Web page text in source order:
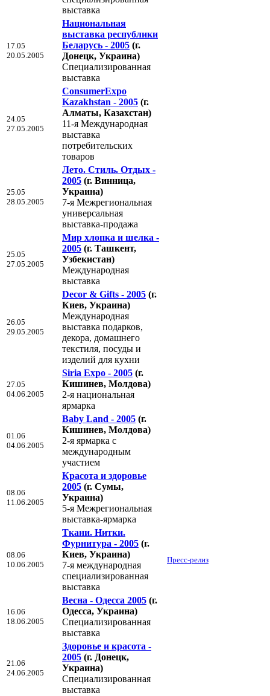
выставка
17.05
20.05.2005
Национальная
выставка республики
Беларусь - 2005 (г.
Донецк, Украина)
Специализированная
выставка
24.05
27.05.2005
ConsumerExpo
Kazakhstan - 2005 (г.
Алматы, Казахстан)
11-я Международная
выставка
потребительских
товаров
25.05
28.05.2005
Лето. Стиль. Отдых -
2005 (г. Винница,
Украина)
7-я Межрегиональная
универсальная
выставка-продажа
25.05
27.05.2005
Мир хлопка и шелка -
2005 (г. Ташкент,
Узбекистан)
Международная
выставка
26.05
29.05.2005
Decor & Gifts - 2005 (г.
Киев, Украина)
Международная
выставка подарков,
декора, домашнего
текстиля, посуды и
изделий для кухни
27.05
04.06.2005
Siria Expo - 2005 (г.
Кишинев, Молдова)
2-я национальная
ярмарка
01.06
04.06.2005
Baby Land - 2005 (г.
Кишинев, Молдова)
2-я ярмарка с
международным
участием
08.06
11.06.2005
Красота и здоровье
2005 (г. Сумы,
Украина)
5-я Межрегиональная
выставка-ярмарка
08.06
10.06.2005
Ткани. Нитки.
Фурнитура - 2005 (г.
Киев, Украина)
7-я международная
специализированная
выставка
Пресс-релиз
16.06
18.06.2005
Весна - Одесса 2005 (г.
Одесса, Украина)
Специализированная
выставка
21.06
24.06.2005
Здоровье и красота -
2005 (г. Донецк,
Украина)
Специализированная
выставка